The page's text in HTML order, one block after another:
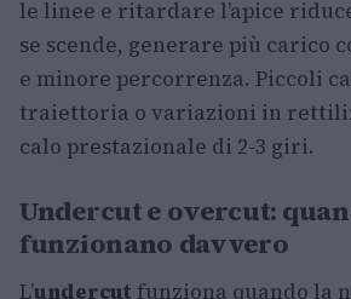
le linee e ritardare l’apice
se scende, generare più carico
e minore percorrenza. Piccoli
traiettoria o variazioni in
calo prestazionale di 2-3 giri.
Undercut e overcut:
funzionano davvero
L’undercut funziona quando la